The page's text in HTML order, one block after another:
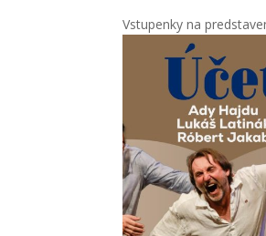
Vstupenky na